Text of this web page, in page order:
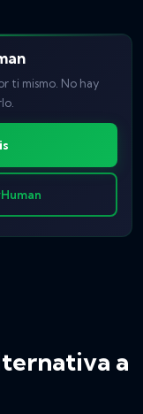
ti mismo. No hay
a